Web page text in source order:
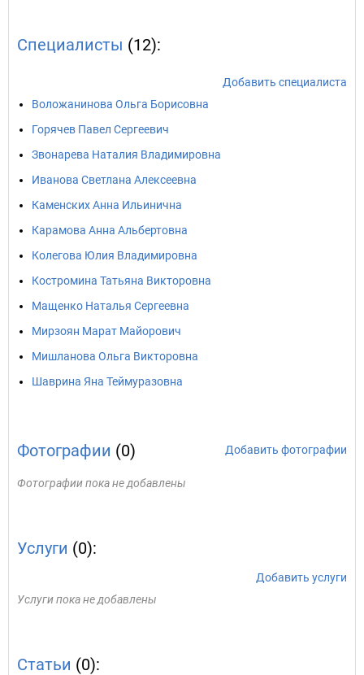
Специалисты (12):
Добавить специалиста
Воложанинова Ольга Борисовна
Горячев Павел Сергеевич
Звонарева Наталия Владимировна
Иванова Светлана Алексеевна
Каменских Анна Ильинична
Карамова Анна Альбертовна
Колегова Юлия Владимировна
Костромина Татьяна Викторовна
Мащенко Наталья Сергеевна
Мирзоян Марат Майорович
Мишланова Ольга Викторовна
Шаврина Яна Теймуразовна
Фотографии (0) Добавить фотографии
Фотографии пока не добавлены
Услуги (0):
Добавить услуги
Услуги пока не добавлены
Статьи (0):